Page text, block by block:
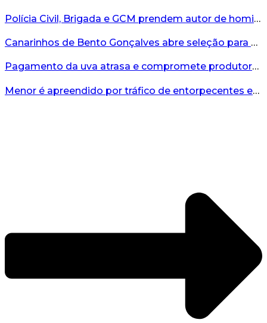
Polícia Civil, Brigada e GCM prendem autor de homicídio em Bento Gonçalves...
Canarinhos de Bento Gonçalves abre seleção para novos integrantes...
Pagamento da uva atrasa e compromete produtores...
Menor é apreendido por tráfico de entorpecentes em Veranópolis...